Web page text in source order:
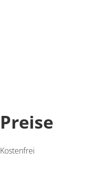
Preise
Kostenfrei